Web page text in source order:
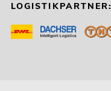
LOGISTIKPARTNER: